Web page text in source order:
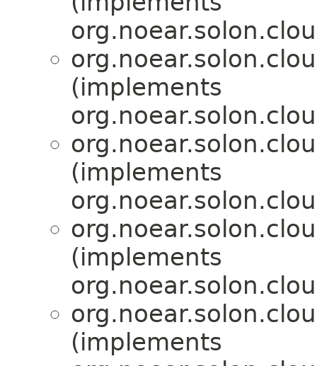
(implements
(implements
(implements
(implements